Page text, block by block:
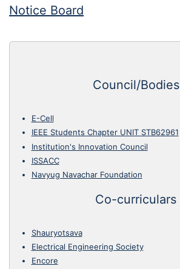
Notice Board
Council/Bodies
E-Cell
IEEE Students Chapter UNIT STB62961
Institution's Innovation Council
ISSACC
Navyug Navachar Foundation
Co-curriculars
Shauryotsava
Electrical Engineering Society
Encore